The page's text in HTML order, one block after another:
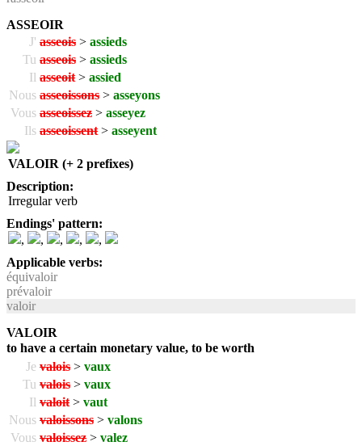
ASSEOIR
J' asseois > assieds
Tu asseois > assieds
Il asseoit > assied
Nous asseoissons > asseyons
Vous asseoissez > asseyez
Ils asseoissent > asseyent
VALOIR (+ 2 prefixes)
Description:
Irregular verb
Endings' pattern:
,
, , ,
,
Applicable verbs:
équivaloir
prévaloir
valoir
VALOIR
to have a certain monetary value, to be worth
Je valois > vaux
Tu valois > vaux
Il valoit > vaut
Nous valoissons > valons
Vous valoissez > valez